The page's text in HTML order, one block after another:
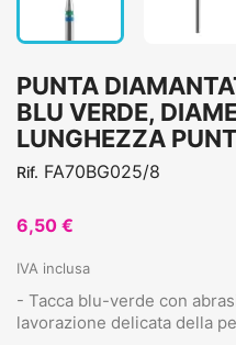
PUNTA
BLU VERDE,
LUNGHEZZA
Rif. FA70BG025/8
6,50 €
IVA inclusa
- Tacca blu-verde con
lavorazione delicata della